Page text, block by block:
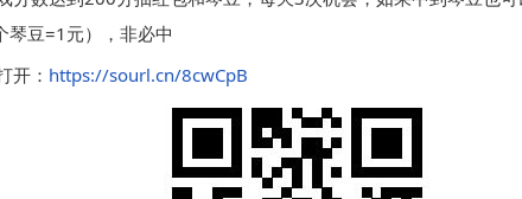
琴豆=1元），非必中
开： https://sourl.cn/8cwCpB